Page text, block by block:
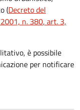
(Decreto del
n. 380, art. 3,
è possibile
per notificare